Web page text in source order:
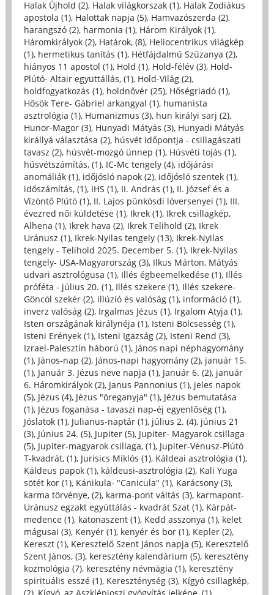
Halak Újhold (2), Halak világkorszak (1), Halak Zodiákus
apostola (1), Halottak napja (5), Hamvazószerda (2),
harangszó (2), harmonia (1), Három Királyok (1),
Háromkirályok (2), Határok, (8), Heliocentrikus világkép
(1), hermetikus tanítás (1), Hétfájdalmú Szűzanya (2),
hiányos 11 apostol (1), Hold (1), Hold-félév (3), Hold-
Plútó- Altair együttállás, (1), Hold-Világ (2),
holdfogyatkozás (1), holdnővér (25), Hőségriadó (1),
Hősök Tere- Gábriel arkangyal (1), humanista
asztrológia (1), Humanizmus (3), hun királyi sarj (2),
Hunor-Magor (3), Hunyadi Mátyás (3), Hunyadi Mátyás
királlyá választása (2), húsvét időpontja - csillagászati
tavasz (2), húsvét-mozgó ünnep (1), Húsvéti tojás (1),
húsvétszámítás, (1), IC-Mc tengely (4), időjárási
anomáliák (1), időjósló napok (2), időjósló szentek (1),
időszámítás, (1), IHS (1), II. András (1), II. József és a
Vízöntő Plútó (1), II. Lajos pünkösdi lóversenyei (1), III.
évezred női küldetése (1), Ikrek (1), Ikrek csillagkép,
Alhena (1), Ikrek hava (2), Ikrek Telihold (2), Ikrek
Uránusz (1), Ikrek-Nyilas tengely (13), Ikrek-Nyilas
tengely - Telihold 2025. December 5. (1), Ikrek-Nyilas
tengely- USA-Magyarország (3), Ilkus Márton, Mátyás
udvari asztrológusa (1), Illés égbeemelkedése (1), Illés
próféta - július 20. (1), Illés szekere (1), Illés szekere-
Göncöl szekér (2), illúzió és valóság (1), információ (1),
inverz valóság (2), Irgalmas Jézus (1), Irgalom Atyja (1),
Isten országának királynéja (1), Isteni Bölcsesség (1),
Isteni Erények (1), Isteni Igazság (2), Isteni Rend (3),
Izrael-Palesztín háború (1), János napi néphagyomány
(1), János-nap (2), János-napi hagyomány (2), január 15.
(1), Január 3. Jézus neve napja (1), Január 6. (2), január
6. Háromkirályok (2), Janus Pannonius (1), jeles napok
(5), Jézus (4), Jézus "öreganyja" (1), Jézus bemutatása
(1), Jézus foganása - tavaszi nap-éj egyenlőség (1),
Jóslatok (1), Julianus-naptár (1), július 2. (4), június 21
(3), Június 24. (5), Jupiter (5), Jupiter- Magyarok csillaga
(5), Jupiter-magyarok csillaga, (1), Jupiter-Vénusz-Plútó
T-kvadrát, (1), Jurisics Miklós (1), Káldeai asztrológia (1),
Káldeus papok (1), káldeusi-asztrológia (2), Kali Yuga
sötét kor (1), Kánikula- "Canicula" (1), Karácsony (3),
karma törvénye, (2), karma-pont váltás (3), karmapont-
Uránusz egzakt együttálás - kvadrát Szat (1), Kárpát-
medence (1), katonaszent (1), Kedd asszonya (1), kelet
mágusai (3), Kenyér (1), kenyér és bor (1), Kepler (2),
Kereszt (1), Keresztelő Szent János napja (5), Keresztelő
Szent János, (3), keresztény kalendárium (5), keresztény
kozmológia (7), keresztény névmágia (1), keresztény
spirituális esszé (1), Kereszténység (3), Kígyó csillagkép,